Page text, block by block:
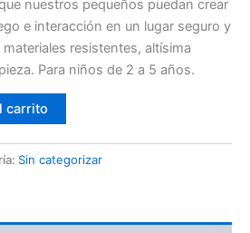
nuestros pequeños puedan crear
e interacción en un lugar seguro y
resistentes, altísima
Para niños de 2 a 5 años.
carrito
Sin categorizar